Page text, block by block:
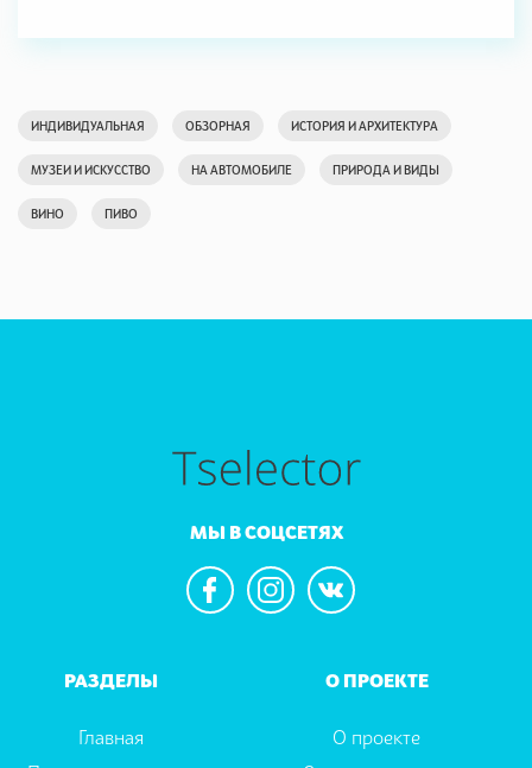
ИНДИВИДУАЛЬНАЯ ОБЗОРНАЯ ИСТОРИЯ И АРХИТЕКТУРА
МУЗЕИ И ИСКУССТВО НА АВТОМОБИЛЕ ПРИРОДА И ВИДЫ
ВИНО ПИВО
РАЗДЕЛЫ
Главная
О ПРОЕКТЕ
О проекте
МЫ В СОЦСЕТЯХ